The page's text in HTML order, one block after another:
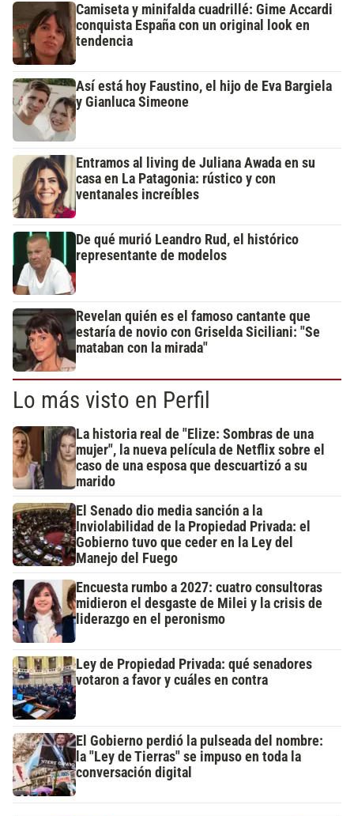
Camiseta y minifalda cuadrillé: Gime Accardi
conquista España con un original look en
tendencia
Así está hoy Faustino, el hijo de Eva Bargiela
y Gianluca Simeone
Entramos al living de Juliana Awada en su
casa en La Patagonia: rústico y con
ventanales increíbles
De qué murió Leandro Rud, el histórico
representante de modelos
Revelan quién es el famoso cantante que
estaría de novio con Griselda Siciliani: "Se
mataban con la mirada"
Lo más visto en Perfil
La historia real de "Elize: Sombras de una
mujer", la nueva película de Netflix sobre el
caso de una esposa que descuartizó a su
marido
El Senado dio media sanción a la
Inviolabilidad de la Propiedad Privada: el
Gobierno tuvo que ceder en la Ley del
Manejo del Fuego
Encuesta rumbo a 2027: cuatro consultoras
midieron el desgaste de Milei y la crisis de
liderazgo en el peronismo
Ley de Propiedad Privada: qué senadores
votaron a favor y cuáles en contra
El Gobierno perdió la pulseada del nombre:
la "Ley de Tierras" se impuso en toda la
conversación digital